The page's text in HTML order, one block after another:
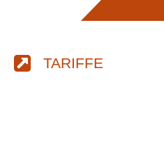
TARIFFE